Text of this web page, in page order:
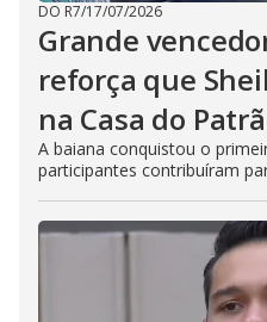
DO R7/17/07/2026
Grande
reforça que
na Casa do
A baiana conquistou o
participantes contribuíram